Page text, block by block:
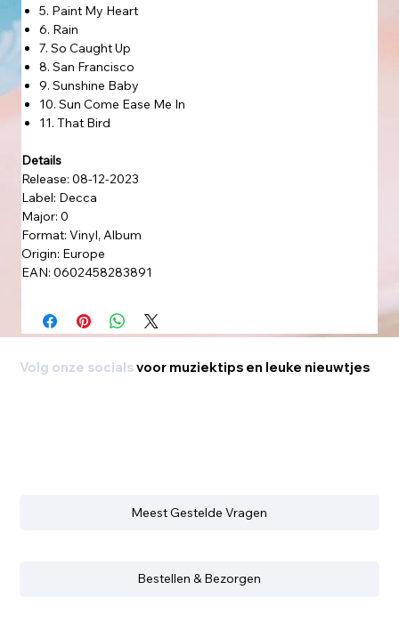
5. Paint My Heart
6. Rain
7. So Caught Up
8. San Francisco
9. Sunshine Baby
10. Sun Come Ease Me In
11. That Bird
Details
Release: 08-12-2023
Label: Decca
Major: 0
Format: Vinyl, Album
Origin: Europe
EAN: 0602458283891
Volg onze socialsvoor muziektips en leuke nieuwtjes
Meest Gestelde Vragen
Bestellen & Bezorgen